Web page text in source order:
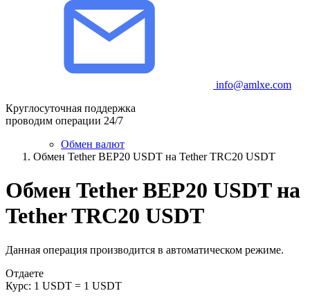
info@amlxe.com
Круглосуточная поддержка
проводим операции 24/7
Обмен валют
Обмен Tether BEP20 USDT на Tether TRC20 USDT
Обмен Tether BEP20 USDT на
Tether TRC20 USDT
Данная операция производится в автоматическом режиме.
Отдаете
Курс: 1 USDT = 1 USDT